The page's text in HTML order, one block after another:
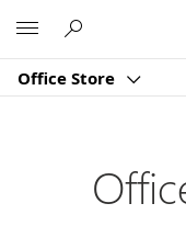
Office Store